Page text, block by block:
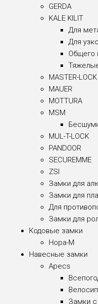
GERDA
KALE KILIT
Для
Для
Общего
MASTER-LOCK
MAUER
MOTTURA
MSM
MUL-T-LOCK
PANDOOR
SECUREMME
ZSI
Замки для
Замки для
Для
Замки для
Кодовые замки
Нора-М
Навесные замки
Apecs
Замки